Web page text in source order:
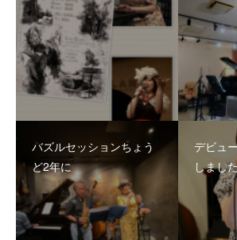
バズルセッションちょう
ど2年に
デビュ
しまし